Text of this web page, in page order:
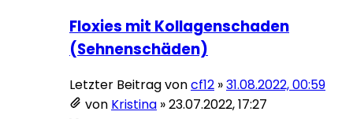
Floxies mit Kollagenschaden
(Sehnenschäden)
Letzter Beitrag voncf12 »31.08.2022, 00:59
von Kristina »23.07.2022, 17:27